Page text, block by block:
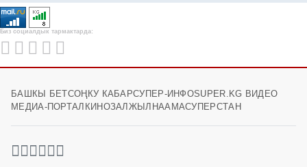
Биз социалдык тармактарда:
БАШКЫ БЕТСОҢКУ КАБАРСУПЕР-ИНФОSUPER.KG ВИДЕО
МЕДИА-ПОРТАЛ КИНОЗАЛ ЖЫЛНААМАСУПЕРСТАН